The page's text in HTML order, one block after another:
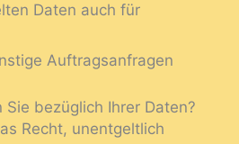
Daten auch für
Auftragsanfragen
Sie bezüglich Ihrer Daten?
Recht, unentgeltlich